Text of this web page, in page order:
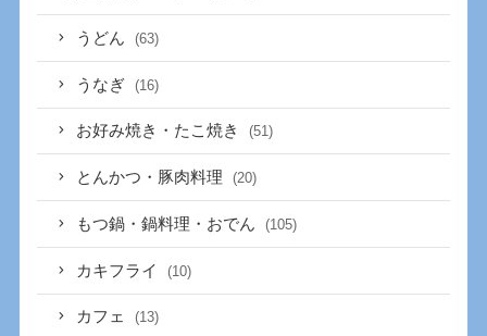
うどん (63)
うなぎ (16)
お好み焼き・たこ焼き (51)
とんかつ・豚肉料理 (20)
もつ鍋・鍋料理・おでん (105)
カキフライ (10)
カフェ (13)